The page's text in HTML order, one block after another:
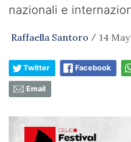
nazionali e
Raffaella Santoro / 14
Twitter Facebook
Email